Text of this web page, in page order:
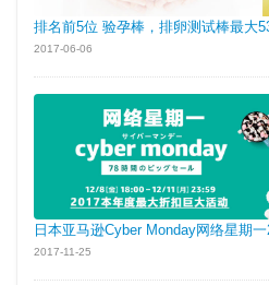
排名前5位 验孕棒，排卵测试棒最大
2017-06-06
日本亚马逊Cyber Monday网络星期
2017-11-25